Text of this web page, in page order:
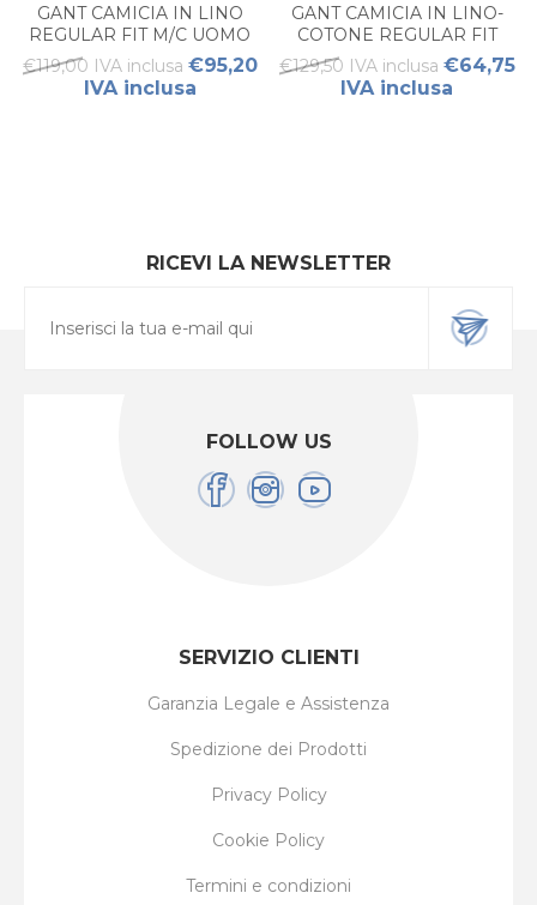
GANT CAMICIA IN LINO
REGULAR FIT M/C UOMO
€119,00 IVA inclusa €95,20
IVA inclusa
GANT CAMICIA IN LINO-
COTONE REGULAR FIT
UOMO
€129,50 IVA inclusa €64,75
IVA inclusa
RICEVI LA NEWSLETTER
FOLLOW US
SERVIZIO CLIENTI
Garanzia Legale e Assistenza
Spedizione dei Prodotti
Privacy Policy
Cookie Policy
Termini e condizioni